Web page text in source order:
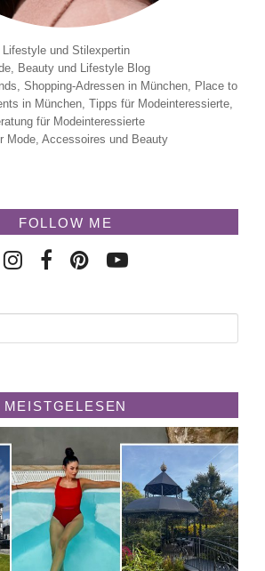
Lifestyle und Stilexpertin
Beauty und Lifestyle Blog
Shopping-Adressen in München, Place to
in München, Tipps für Modeinteressierte,
für Modeinteressierte
Mode, Accessoires und Beauty
FOLLOW ME
MEISTGELESEN